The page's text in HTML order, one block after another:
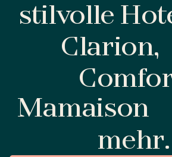
stilvolle
Clarion,
Mamaison
mehr.